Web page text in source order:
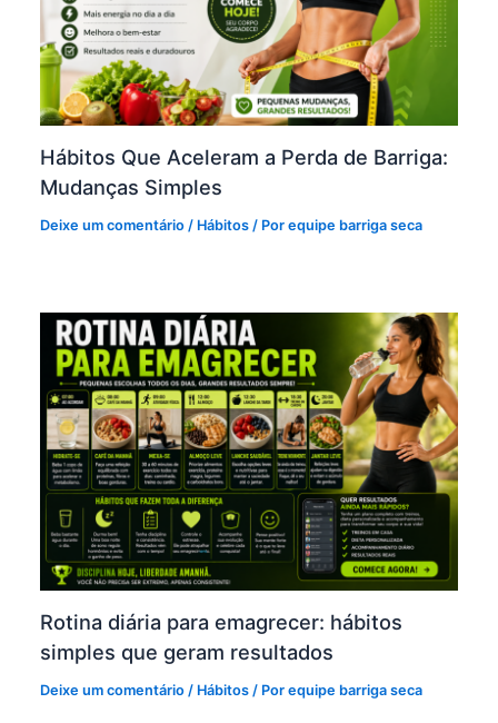
Hábitos Que Aceleram a Perda de Barriga:
Mudanças Simples
Deixe um comentário / Hábitos / Porequipe barriga seca
Rotina diária para emagrecer: hábitos
simples que geram resultados
Deixe um comentário / Hábitos / Porequipe barriga seca